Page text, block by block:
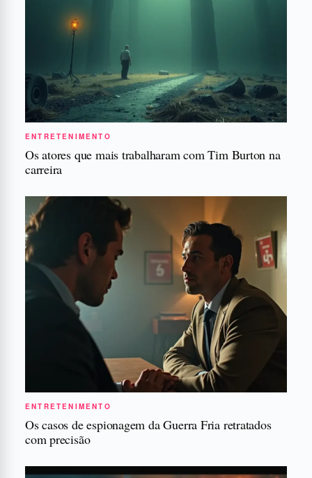
ENTRETENIMENTO
Os atores que mais trabalharam com Tim Burton na
carreira
ENTRETENIMENTO
Os casos de espionagem da Guerra Fria retratados
com precisão